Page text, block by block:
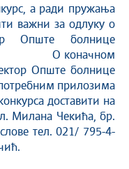
а ради пружања
важни за одлуку о
Опште болнице
Oпште болнице
прилозима
доставити на
Милана Чекића, бр.
тел. 021/ 795-4-